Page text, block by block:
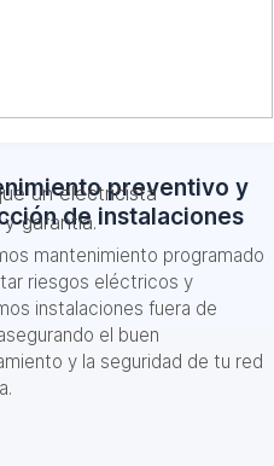
preventivo y
de instalaciones
mantenimiento programado
riesgos eléctricos y
instalaciones fuera de
el buen
y la seguridad de tu red
un electricista
garantía.